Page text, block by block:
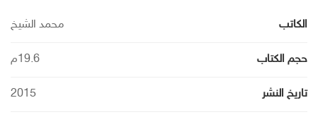
الكاتب محمد الشيخ
حجم الكتاب 19.6م
تاريخ النشر 2015